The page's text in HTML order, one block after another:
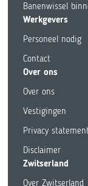
Banenwissel
Werkgevers
Personeel nodig
Contact
Over ons
Over ons
Vestigingen
Privacy
Disclaimer
Zwitserland
Over Zwitserland